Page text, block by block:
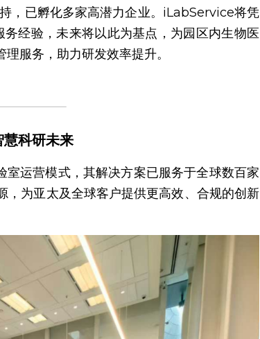
，已孵化多家高潜力企业。iLabService将凭
经验，未来将以此为基点，为园区内生物医
服务，助力研发效率提升。
科研未来
运营模式，其解决方案已服务于全球数百家
为亚太及全球客户提供更高效、合规的创新